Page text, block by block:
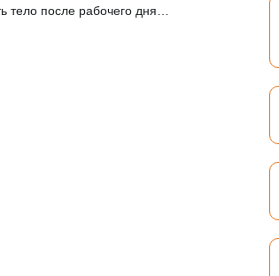
тело после рабочего дня…